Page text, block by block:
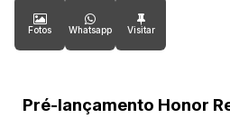
Fotos Whatsapp
Pré-lançamento Honor